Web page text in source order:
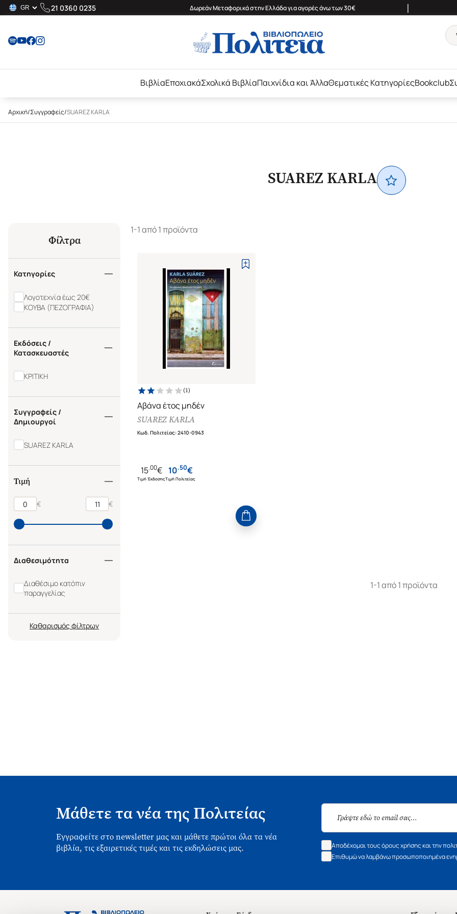
21 0360 0235 Δωρεάν Μεταφορικά στην Ελλάδα για αγορές άνω των 30€ |
ΒιβλίαΕποχιακάΣχολικά ΒιβλίαΠαιχνίδια και ΆλλαΘεματικές ΚατηγορίεςBookclub
Αρχική/Συγγραφείς/SUAREZ KARLA
SUAREZ KARLA
Φίλτρα
Κατηγορίες
Λογοτεχνία έως 20€
ΚΟΥΒΑ (ΠΕΖΟΓΡΑΦΙΑ)
Εκδόσεις /
Κατασκευαστές
ΚΡΙΤΙΚΗ
Συγγραφείς /
Δημιουργοί
SUAREZ KARLA
Τιμή
€ €
Διαθεσιμότητα
Διαθέσιμο κατόπιν
παραγγελίας
Καθαρισμός
1-1 από 1 προϊόντα
(1)
Αβάνα έτος μηδέν
SUAREZ KARLA
Κωδ. Πολιτείας:2410-0943
15.00€
Τιμή Έκδοσης
10.50€
Τιμή Πολιτείας
1-1 από 1 προϊόντα
Μάθετε τα νέα της Πολιτείας
Εγγραφείτε στο newsletter μας και μάθετε πρώτοι όλα τα νέα
βιβλία, τις εξαιρετικές τιμές και τις εκδηλώσεις μας.
Αποδέχομαι τους όρους χρήσης και την
Επιθυμώ να λαμβάνω προσωποποιημένα